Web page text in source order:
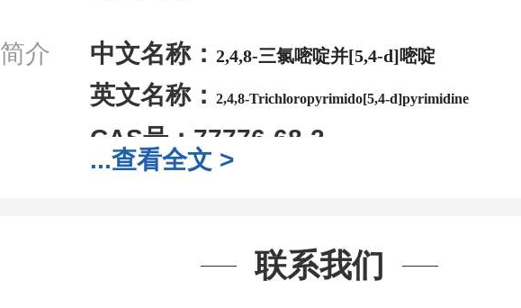
简介 中文名称： 2,4,8-三氯嘧啶并[5,4-d]嘧啶
英文名称： 2,4,8-Trichloropyrimido[5,4-d]pyrimidine
CAS号： 77776-68-2
分子式：C6HCl3N4
1Mg ; 5Mg;10Mg
...查看全文 >
联系我们